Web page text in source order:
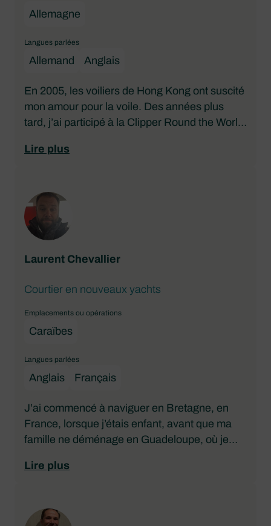
Allemagne
Langues parlées
Allemand Anglais
En 2005, les voiliers de Hong Kong ont suscité
mon amour pour la voile. Des années plus
tard, j’ai participé à la Clipper Round the World
chevronné. Doté de plus d’une décennie
Réalisons vos rêves maritimes !
Lire plus
Laurent Chevallier
Courtier en nouveaux yachts
Emplacements ou opérations
Caraïbes
Langues parlées
Anglais Français
J’ai commencé à naviguer en Bretagne, en
France, lorsque j’étais enfant, avant que ma
famille ne déménage en Guadeloupe, où je
expérience de la voile dans les Caraïbes aux
12 ans. Mon principal conseil aux clients est de
Lire plus